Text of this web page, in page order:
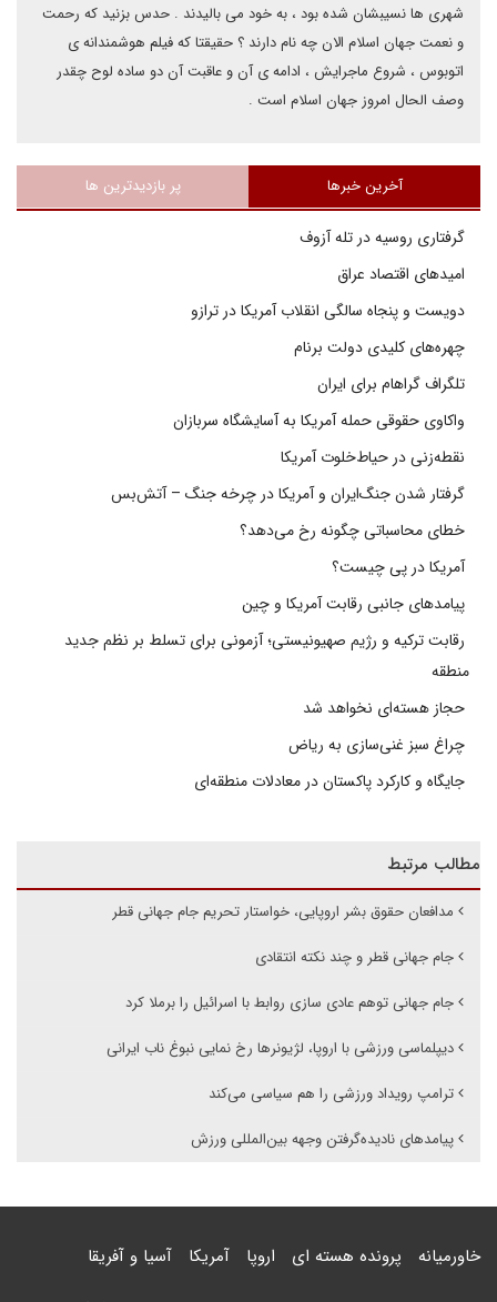
شهری ها نسیبشان شده بود ، به خود می بالیدند . حدس بزنید که رحمت
و نعمت جهان اسلام الان چه نام دارند ؟ حقیقتا که فیلم هوشمندانه ی
اتوبوس ، شروع ماجرایش ، ادامه ی آن و عاقبت آن دو ساده لوح چقدر
وصف الحال امروز جهان اسلام است .
آخرین خبرها پر بازدیدترین ها
گرفتاری روسیه در تله آزوف
امیدهای اقتصاد عراق
دویست و پنجاه سالگی انقلاب آمریکا در ترازو
چهره‌های کلیدی دولت برنام
تلگراف گراهام برای ایران
واکاوی حقوقی حمله آمریکا به آسایشگاه سربازان
نقطه‌زنی در حیاط‌خلوت آمریکا
گرفتار شدن جنگ‌ایران و آمریکا در چرخه جنگ – آتش‌بس
خطای محاسباتی چگونه رخ می‌دهد؟
آمریکا در پی چیست؟
پیامدهای جانبی رقابت آمریکا و چین
رقابت ترکیه و رژیم صهیونیستی؛ آزمونی برای تسلط بر نظم جدید
منطقه
حجاز هسته‌ای نخواهد شد
چراغ سبز غنی‌سازی به ریاض
جایگاه و کارکرد پاکستان در معادلات منطقه‌ای
مطالب مرتبط
مدافعان حقوق بشر اروپایی، خواستار تحریم جام جهانی قطر
جام جهانی قطر و چند نکته انتقادی
جام جهانی توهم عادی سازی روابط با اسرائیل را برملا کرد
دیپلماسی ورزشی با اروپا، لژیونرها رخ نمایی نبوغ ناب ایرانی
ترامپ رویداد ورزشی را هم سیاسی می‌کند
پیامدهای نادیده‌گرفتن وجهه بین‌المللی ورزش
خاورمیانه پرونده هسته ای اروپا آمریکا آسیا و آفریقا